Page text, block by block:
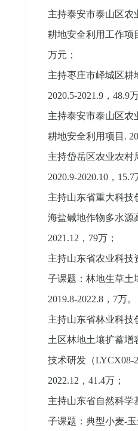
主持泰安市泰山区农
耕地安全利用工作项
万元；
主持枣庄市峄城区耕
2020.5-2021.9， 48.9
主持泰安市泰山区农
耕地安全利用项目 .
主持岱岳区农业农村
2020.9-2020.10， 15.7
主持山东省重大科技
海盐碱地作物多水源
2021.12， 79万；
主持山东省农业科技
子课题：林地生草土
2019.8-2022.8， 7万。
主持山东省林业科技
土区林地土壤扩蓄增
技术研发（LYCX08-
2022.12， 41.4万；
主持山东省自然科学
子课题：典型小麦-